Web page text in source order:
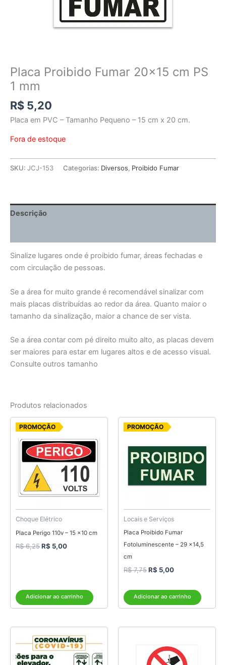
Placa Proibido Fumar 20×15 cm PS
1 mm
R$ 5,20
Placa em PVC – Tamanho Pequeno – 15 cm x 20 cm.
Fora de estoque
SKU: JCJ-153 Categorias: Diversos, Proibido Fumar
Descrição
Sinalize lugares onde é proibido fumar, áreas fechadas e
com circulação de pessoas.
Se a área for muito grande é recomendável sinalizar com
mais placas distribuídas ao redor da área. Quanto maior o
tamanho da sinalização, maior a chance de ser vista.
Se a área contar com pé direito muito alto, as placas devem
ser maiores para estar em lugares altos e de acesso visual.
Consulte outros tamanho
Produtos relacionados
PROMOÇÃO
Choque Elétrico
Placa Perigo 110v – 15 x10 cm
R$6,25
O
preço
original
era:
R$ 6,25.
R$ 5,00
atual
é:
R$ 5,00.
Adicionar ao carrinho
PROMOÇÃO
Locais e Serviços
Placa Proibido Fumar
Fotoluminescente – 29 x14,5
cm
R$7,75
O
preço
era:
R$ 7,75.
R$ 5,00
é:
R$ 5,00.
Adicionar ao carrinho